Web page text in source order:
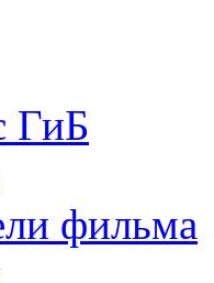
ГиБ
фильма